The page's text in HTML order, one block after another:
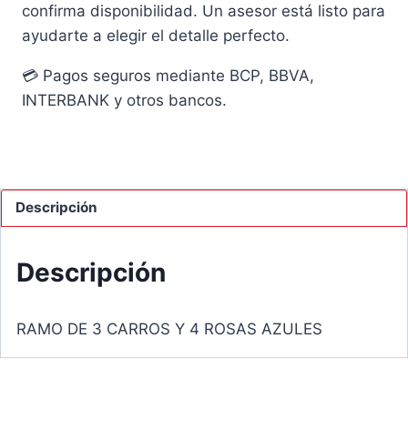
confirma disponibilidad. Un asesor está listo para
ayudarte a elegir el detalle perfecto.
💳 Pagos seguros mediante BCP, BBVA,
INTERBANK y otros bancos.
Descripción
Descripción
RAMO DE 3 CARROS Y 4 ROSAS AZULES